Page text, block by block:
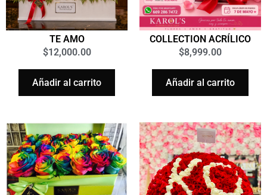
TE AMO
$12,000.00
Añadir al carrito
COLLECTION ACRÍLICO
$8,999.00
Añadir al carrito